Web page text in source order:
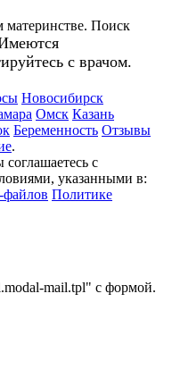
материнстве. Поиск
с врачом.
Новосибирск
Омск Казань
Беременность Отзывы
.
с
указанными в:
Политике
mail.tpl" с формой.